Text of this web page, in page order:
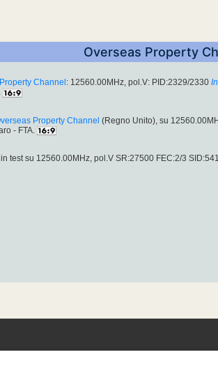
Overseas Property
Channel : 12560.00MHz, pol.V: PID:2329/2330
Property Channel (Regno Unito), su
- FTA.
test su 12560.00MHz, pol.V SR:27500 FEC:2/3